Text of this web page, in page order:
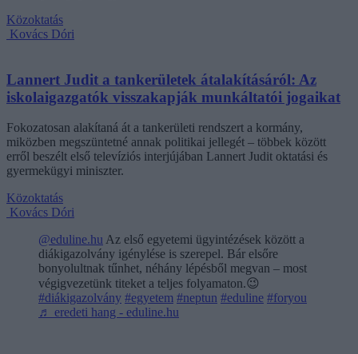
Közoktatás
Kovács Dóri
Lannert Judit a tankerületek átalakításáról: Az
iskolaigazgatók visszakapják munkáltatói jogaikat
Fokozatosan alakítaná át a tankerületi rendszert a kormány,
miközben megszüntetné annak politikai jellegét – többek között
erről beszélt első televíziós interjújában Lannert Judit oktatási és
gyermekügyi miniszter.
Közoktatás
Kovács Dóri
@eduline.hu Az első egyetemi ügyintézések között a
diákigazolvány igénylése is szerepel. Bár elsőre
bonyolultnak tűnhet, néhány lépésből megvan – most
végigvezetünk titeket a teljes folyamaton.😉
#diákigazolvány #egyetem #neptun #eduline #foryou
♬ eredeti hang - eduline.hu